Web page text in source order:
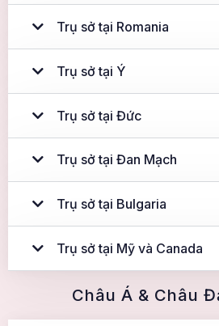
Châu Á & Châu
Trụ sở tại Romania
Trụ sở tại Ý
Trụ sở tại Đức
Trụ sở tại Đan Mạch
Trụ sở tại Bulgaria
Trụ sở tại Mỹ và Canada